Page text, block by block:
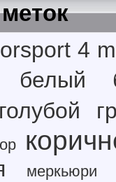
4
белый
голубой
меркьюри